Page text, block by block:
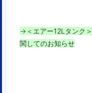
→ ＜エアー12Lタンク
関してのお知らせ